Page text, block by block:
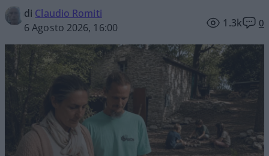
di Claudio Romiti
6 Agosto 2026, 16:00
1.3k 0